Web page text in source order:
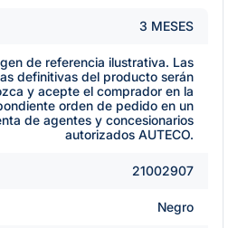
3 MESES
de referencia ilustrativa. Las
definitivas del producto serán
y acepte el comprador en la
orden de pedido en un
de agentes y concesionarios
autorizados AUTECO.
21002907
Negro